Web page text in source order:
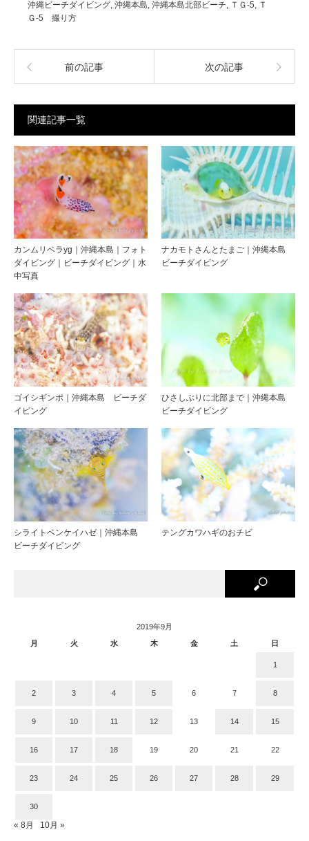
沖縄ビーチダイビング 沖縄本島 沖縄本島北部ビーチ ＴＧ-5
Ｔ
Ｇ-5 撮り方
前の記事 次の記事
関連記事一覧
カンムリベラyg｜沖縄本島｜フォト
ダイビング｜ビーチダイビング｜水
中写真
ナカモトさんとたまご｜沖縄本島
ビーチダイビング
ゴイシギンポ｜沖縄本島 ビーチダ
イビング
ひさしぶりに北部まで｜沖縄本島
ビーチダイビング
シライトベンケイハゼ｜沖縄本島
ビーチダイビング
テングカワハギのおチビ
2019年9月
月
火 水 木 金 土 日
1
2 3 4 5 6 7 8
9 10 11 12 13 14 15
16 17 18 19 20 21 22
23 24 25 26 27 28 29
30
« 8月 10月 »